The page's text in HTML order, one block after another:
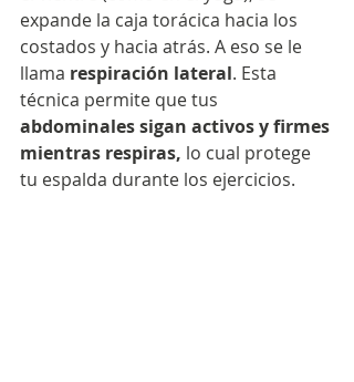
expande la caja torácica hacia los
costados y hacia atrás. A eso se le
llama respiración lateral. Esta
técnica permite que tus
abdominales sigan activos y firmes
mientras respiras, lo cual protege
tu espalda durante los ejercicios.